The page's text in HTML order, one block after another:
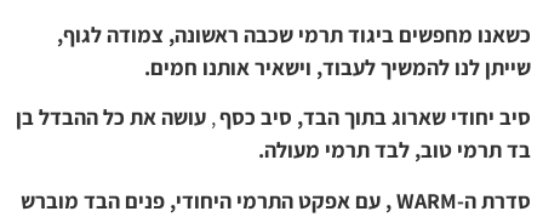
כשאנו מחפשים ביגוד תרמי שכבה ראשונה, צמודה לגוף,
שייתן לנו להמשיך לעבוד, וישאיר אותנו חמים.
סיב יחודי שארוג בתוך הבד, סיב כסף, עושה את כל ההבדל בן
בד תרמי טוב, לבד תרמי מעולה.
סדרת ה-WARM , עם אפקט התרמי היחודי, פנים הבד מוברש